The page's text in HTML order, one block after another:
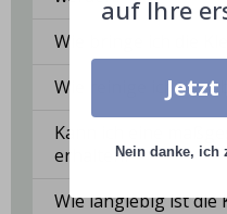
Wie bringe ich die
Wie reinige ich die
Kann ich eine
erhalten?
Wie langlebig ist die
auf Ihre
Jetzt
Nein danke, ich